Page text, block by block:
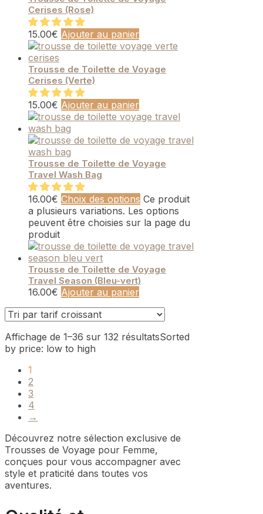
Cerises (Rose)
15.00€ Ajouter au panier
Trousse de Toilette de Voyage
Cerises (Verte)
15.00€ Ajouter au panier
Trousse de Toilette de Voyage
Travel Wash Bag
16.00€ Choix des options Ce produit
a plusieurs variations. Les options
peuvent être choisies sur la page du
produit
Trousse de Toilette de Voyage
Travel Season (Bleu-vert)
16.00€ Ajouter au panier
Affichage de 1–36 sur 132 résultatsSorted
by price: low to high
1
2
3
4
→
Découvrez notre sélection exclusive de
Trousses de Voyage pour Femme,
conçues pour vous accompagner avec
style et praticité dans toutes vos
aventures.